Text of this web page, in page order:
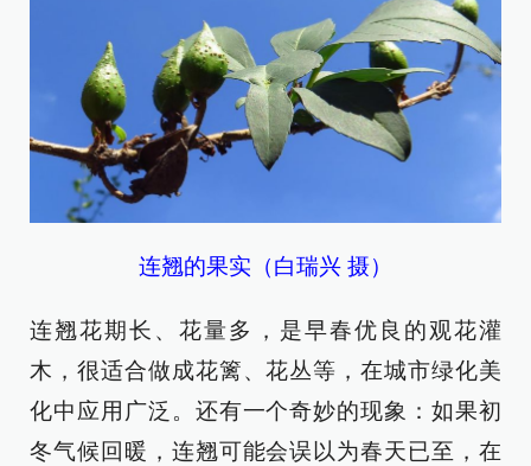
连翘的果实（白瑞兴 摄）
连翘花期长、花量多，是早春优良的观花灌
木，很适合做成花篱、花丛等，在城市绿化美
化中应用广泛。还有一个奇妙的现象：如果初
冬气候回暖，连翘可能会误以为春天已至，在